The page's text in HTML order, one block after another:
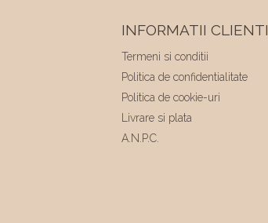
INFORMATII CLIENTI
Termeni si conditii
Politica de confidentialitate
Politica de cookie-uri
Livrare si plata
A.N.P.C.